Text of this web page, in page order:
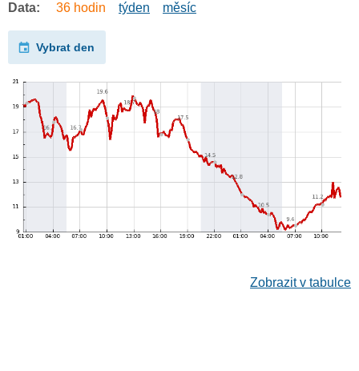
Data: 36 hodin týden měsíc
Vybrat den
Zobrazit v tabulce